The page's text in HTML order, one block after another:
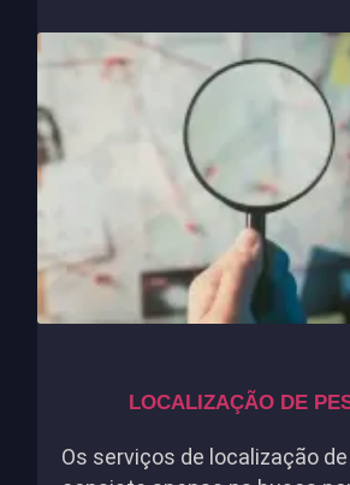
LOCALIZAÇÃO DE
Os serviços de localização